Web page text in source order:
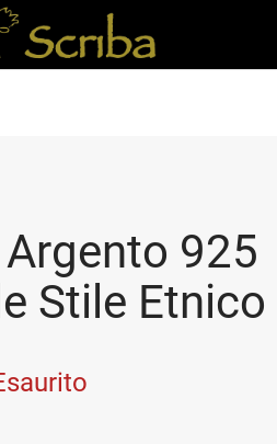
925
Stile Etnico